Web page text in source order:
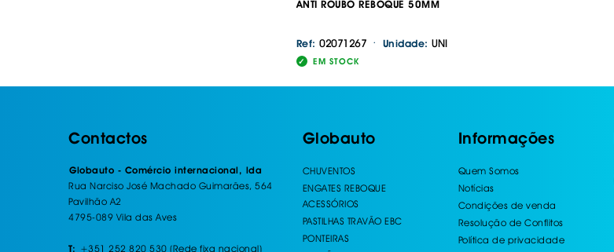
ANTI ROUBO REBOQUE 50MM
Ref: 02071267 · Unidade: UNI
EM STOCK
Contactos
Globauto - Comércio internacional, lda
Rua Narciso José Machado Guimarães, 564
Pavilhão A2
4795-089 Vila das Aves
T: +351 252 820 530 (Rede fixa nacional)
Globauto
CHUVENTOS
ENGATES REBOQUE
ACESSÓRIOS
PASTILHAS TRAVÃO EBC
PONTEIRAS
Informações
Quem Somos
Notícias
Condições de venda
Resolução de Conflitos
Política de privacidade